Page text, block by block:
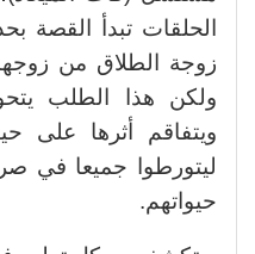
الحلقات تبدأ القصة
زوجة الطلاق من زوجها
ولكن هذا الطلب
ويتفاقم أثرها على
ليتورطوا جميعا في
حيواتهم.